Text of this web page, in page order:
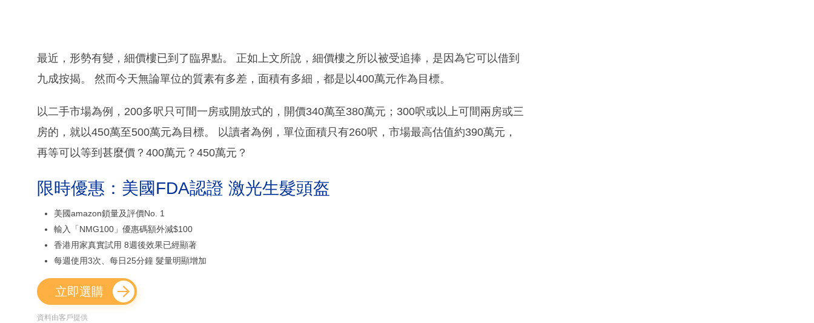
最近，形勢有變，細價樓已到了臨界點。 正如上文所說，細價樓之所以被受追捧，是因為它可以借到
九成按揭。 然而今天無論單位的質素有多差，面積有多細，都是以400萬元作為目標。
以二手市場為例，200多呎只可間一房或開放式的，開價340萬至380萬元；300呎或以上可間兩房或三
房的，就以450萬至500萬元為目標。 以讀者為例，單位面積只有260呎，市場最高估值約390萬元，
再等可以等到甚麼價？400萬元？450萬元？
限時優惠：美國FDA認證 激光生髮頭盔
美國amazon鎖量及評價No. 1
輸入「NMG100」優惠碼額外減$100
香港用家真實試用 8週後效果已經顯著
每週使用3次、每日25分鐘 髮量明顯增加
立即選購
資料由客戶提供